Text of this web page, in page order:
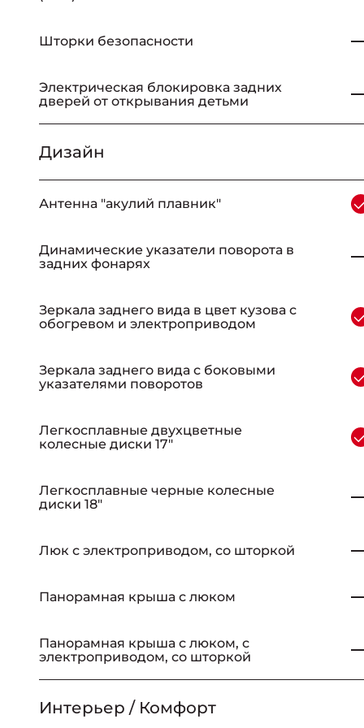
Шторки безопасности
Электрическая блокировка задних
дверей от открывания детьми
Дизайн
Антенна "акулий плавник"
Динамические указатели поворота в
задних фонарях
Зеркала заднего вида в цвет кузова с
обогревом и электроприводом
Зеркала заднего вида с боковыми
указателями поворотов
Легкосплавные двухцветные
колесные диски 17"
Легкосплавные черные колесные
диски 18"
Люк с электроприводом, со шторкой
Панорамная крыша с люком
Панорамная крыша с люком, с
электроприводом, со шторкой
Интерьер / Комфорт